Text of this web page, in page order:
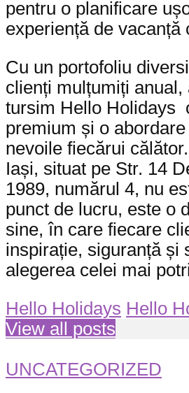
pentru o planificare
experiență de vacanță
Cu un portofoliu
clienți mulțumiți anual,
tursim Hello Holidays
premium și o
nevoile fiecărui
Iași, situat pe Str. 14
1989, numărul 4, nu
punct de lucru, este o
sine, în care fiecare
inspirație, siguranță și
alegerea celei mai
Hello Holidays Hello
View all posts
UNCATEGORIZED